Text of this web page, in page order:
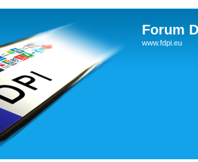
Forum
www.fdpi.eu